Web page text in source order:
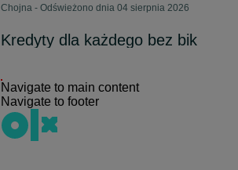
Chojna - Odświeżono dnia 04 sierpnia 2026
Kredyty dla każdego bez bik
Navigate to main content
Navigate to footer